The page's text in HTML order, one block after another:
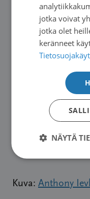
vertaistuki, jota
alkuaikana.
puhuttiin,
Emmeköhän
Voimme olla
Kuva: Anthony
jotka voivat
jotka olet
keränneet
NÄYTÄ